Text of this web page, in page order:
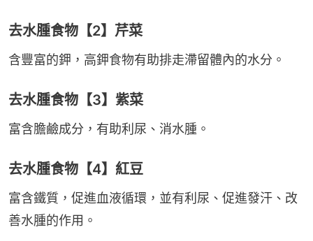
去水腫食物【2】芹菜
含豐富的鉀，高鉀食物有助排走滯留體內的水分。
去水腫食物【3】紫菜
富含膽鹼成分，有助利尿、消水腫。
去水腫食物【4】紅豆
富含鐵質，促進血液循環，並有利尿、促進發汗、改
善水腫的作用。